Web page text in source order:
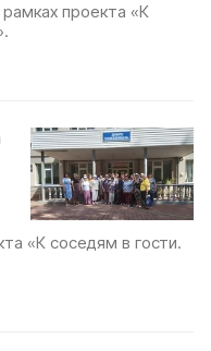
проекта «К
«К соседям в гости.